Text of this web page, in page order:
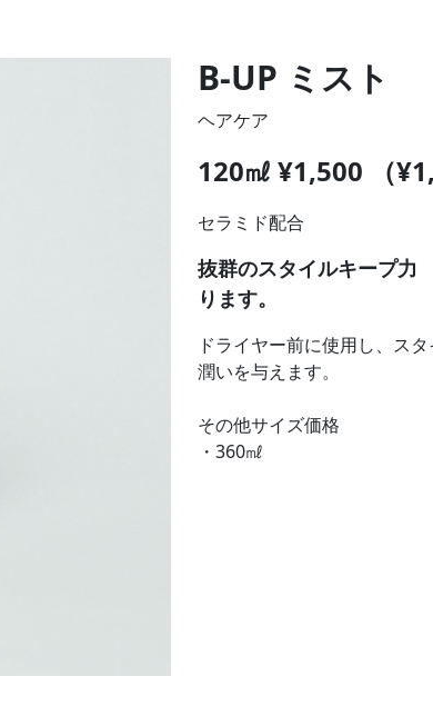
B-UP ミスト
ヘアケア
120㎖ ¥1,500 （
セラミド配合
抜群のスタイルキープ力
ります。
ドライヤー前に使用し、ス
潤いを与えます。
その他サイズ価格
・360㎖